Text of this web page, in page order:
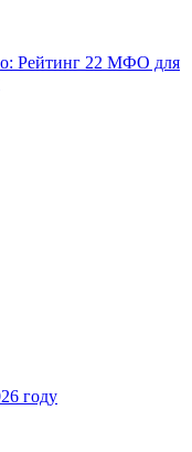
Рейтинг 22 МФО для
году